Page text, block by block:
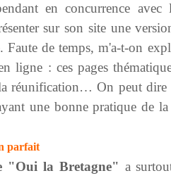
en concurrence
sur son site une
Faute de temps, m'a-t-on
ligne : ces pages
réunification… On peut dire
une bonne pratique de
parfait
"Oui la Bretagne" a